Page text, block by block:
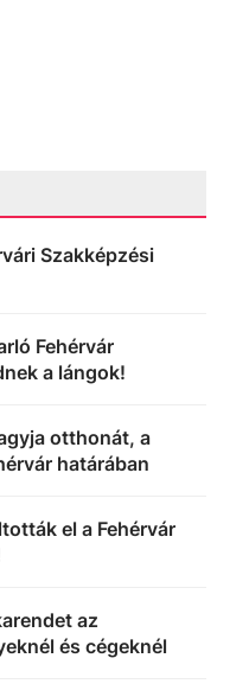
Szakképzési
Fehérvár
a lángok!
otthonát, a
határában
el a Fehérvár
az
és cégeknél